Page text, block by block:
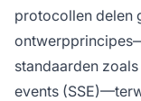
protocollen delen
standaarden
events